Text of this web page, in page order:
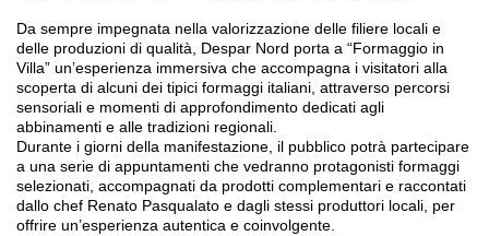
Da sempre impegnata nella valorizzazione delle filiere locali e
delle produzioni di qualità, Despar Nord porta a “Formaggio in
Villa” un’esperienza immersiva che accompagna i visitatori alla
scoperta di alcuni dei tipici formaggi italiani, attraverso percorsi
sensoriali e momenti di approfondimento dedicati agli
abbinamenti e alle tradizioni regionali.
Durante i giorni della manifestazione, il pubblico potrà partecipare
a una serie di appuntamenti che vedranno protagonisti formaggi
selezionati, accompagnati da prodotti complementari e raccontati
dallo chef Renato Pasqualato e dagli stessi produttori locali, per
offrire un’esperienza autentica e coinvolgente.